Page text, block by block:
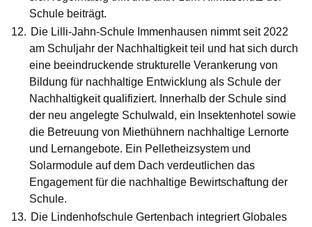
Schule beiträgt.
Die Lilli-Jahn-Schule Immenhausen nimmt seit 2022
am Schuljahr der Nachhaltigkeit teil und hat sich durch
eine beeindruckende strukturelle Verankerung von
Bildung für nachhaltige Entwicklung als Schule der
Nachhaltigkeit qualifiziert. Innerhalb der Schule sind
der neu angelegte Schulwald, ein Insektenhotel sowie
die Betreuung von Miethühnern nachhaltige Lernorte
und Lernangebote. Ein Pelletheizsystem und
Solarmodule auf dem Dach verdeutlichen das
Engagement für die nachhaltige Bewirtschaftung der
Schule.
Die Lindenhofschule Gertenbach integriert Globales